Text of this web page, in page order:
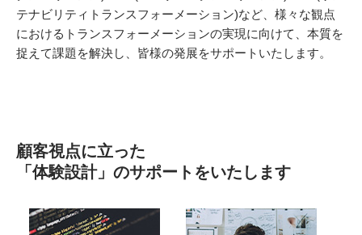
テナビリティトランスフォーメーション)など、様々な観点
におけるトランスフォーメーションの実現に向けて、本質を
捉えて課題を解決し、皆様の発展をサポートいたします。
顧客視点に立った
「体験設計」のサポートをいたします